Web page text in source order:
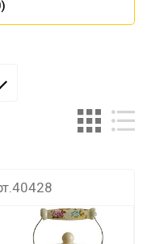
)